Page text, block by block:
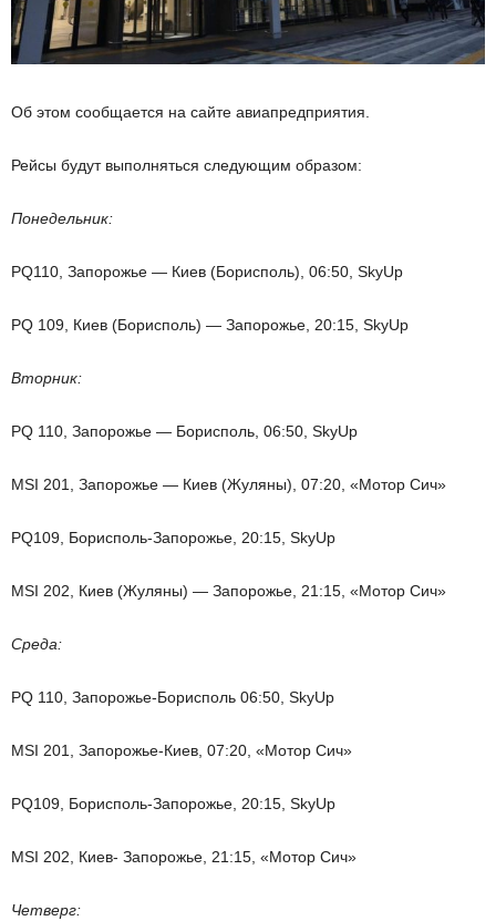
Об этом сообщается на сайте авиапредприятия.
Рейсы будут выполняться следующим образом:
Понедельник:
PQ110, Запорожье — Киев (Борисполь), 06:50, SkyUp
PQ 109, Киев (Борисполь) — Запорожье, 20:15, SkyUp
Вторник:
PQ 110, Запорожье — Борисполь, 06:50, SkyUp
MSI 201, Запорожье — Киев (Жуляны), 07:20, «Мотор Сич»
PQ109, Борисполь-Запорожье, 20:15, SkyUp
MSI 202, Киев (Жуляны) — Запорожье, 21:15, «Мотор Сич»
Среда:
PQ 110, Запорожье-Борисполь 06:50, SkyUp
MSI 201, Запорожье-Киев, 07:20, «Мотор Сич»
PQ109, Борисполь-Запорожье, 20:15, SkyUp
MSI 202, Киев- Запорожье, 21:15, «Мотор Сич»
Четверг: